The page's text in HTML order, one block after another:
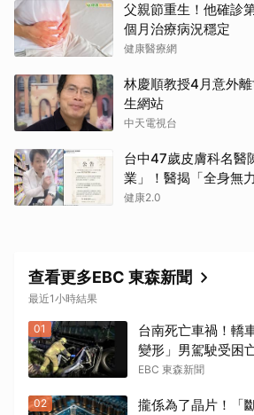
父親節重生！他確診
個月治療病況穩定
健康醫療網
林慶順教授4月意外
生網站
中天電視台
台中47歲皮膚科名醫
業」！醫揭「全身無
健康2.0
查看更多EBC 東森新聞
最近1小時結果
01
台南死亡車禍！轎
變形」男駕駛受困
EBC 東森新聞
02
攏係為了晶片！「